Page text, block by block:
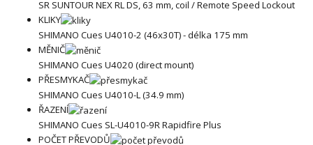
SR SUNTOUR NEX RL DS, 63 mm, coil / Remote Speed Lockout
KLIKY
SHIMANO Cues U4010-2 (46x30T) - délka 175 mm
MĚNIČ
SHIMANO Cues U4020 (direct mount)
PŘESMYKAČ
SHIMANO Cues U4010-L (34.9 mm)
ŘAZENÍ
SHIMANO Cues SL-U4010-9R Rapidfire Plus
POČET PŘEVODŮ